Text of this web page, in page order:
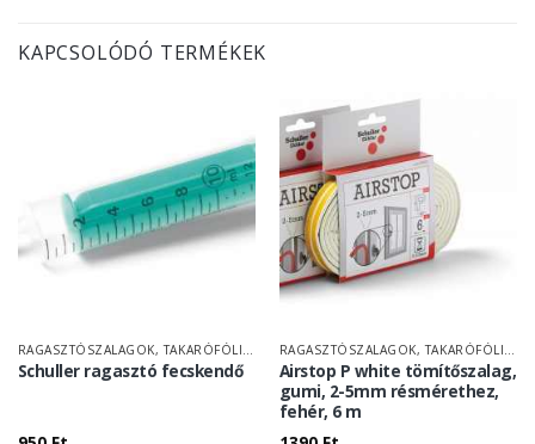
KAPCSOLÓDÓ TERMÉKEK
RAGASZTÓSZALAGOK, TAKARÓFÓLIÁK
Schuller ragasztó fecskendő
RAGASZTÓSZALAGOK, TAKARÓFÓLIÁK
Airstop P white tömítőszalag,
gumi, 2-5mm résmérethez,
fehér, 6 m